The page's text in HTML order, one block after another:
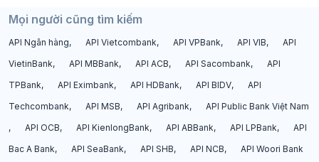
Mọi người cũng tìm kiếm
API Ngân hàng API Vietcombank API VPBank API VIB
API
VietinBank
API MBBank API ACB API Sacombank
API
TPBank
API Eximbank API HDBank API BIDV
API
Techcombank
API MSB API Agribank
API Public Bank Việt Nam
API OCB
API KienlongBank API ABBank API LPBank
API
Bac A Bank
API SeaBank API SHB API NCB
API Woori Bank